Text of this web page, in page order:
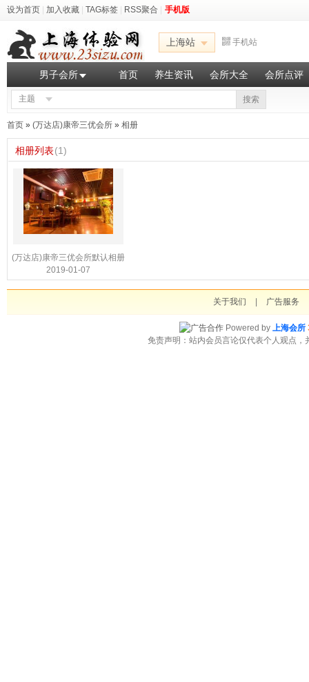
设为首页 加入收藏 TAG标签 RSS聚合 手机版
上海站 手机站
男子会所 首页 养生资讯 会所大全 会所点评
主题 搜索
首页 » (万达店)康帝三优会所 » 相册
相册列表(1)
(万达店)康帝三优会所默认相册
2019-01-07
关于我们 广告服务
Powered by 上海会所
免责声明：站内会员言论仅代表个人观点